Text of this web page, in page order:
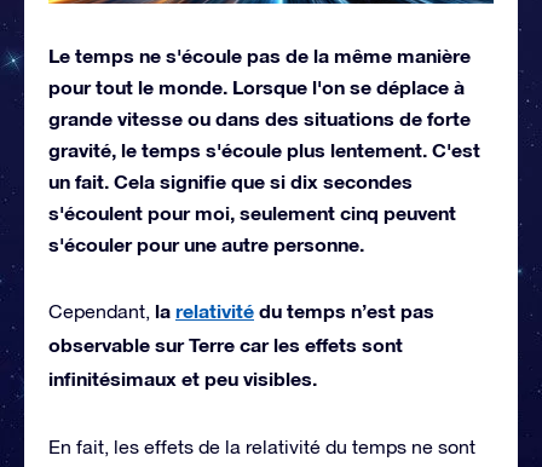
Le temps ne s'écoule pas de la même manière
pour tout le monde. Lorsque l'on se déplace à
grande vitesse ou dans des situations de forte
gravité, le temps s'écoule plus lentement. C'est
un fait. Cela signifie que si dix secondes
s'écoulent pour moi, seulement cinq peuvent
s'écouler pour une autre personne.
Cependant, la relativité du temps n’est pas
observable sur Terre car les effets sont
infinitésimaux et peu visibles.
En fait, les effets de la relativité du temps ne sont